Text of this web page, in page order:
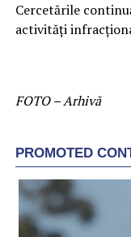
Cercetările
activităţi
FOTO – Arhivă